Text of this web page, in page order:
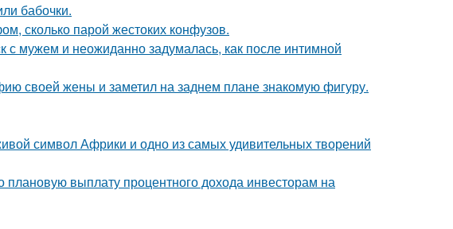
бабочки.
сколько парой жестоких конфузов.
с мужем и неожиданно задумалась, как после интимной
своей жены и заметил на заднем плане знакомую фигуру.
символ Африки и одно из самых удивительных творений
выплату процентного дохода инвесторам на